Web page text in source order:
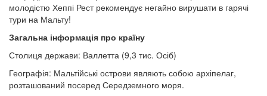
молодістю Хеппі Рест рекомендує негайно вирушати в гарячі
тури на Мальту!
Загальна інформація про країну
Столиця держави: Валлетта (9,3 тис. Осіб)
Географія: Мальтійські острови являють собою архіпелаг,
розташований посеред Середземного моря.